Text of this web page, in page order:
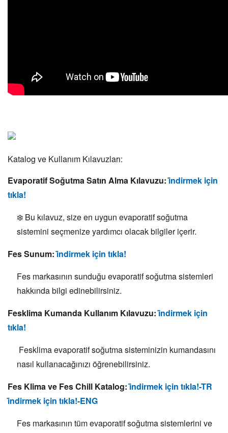
Katalog ve Kullanım Kılavuzları:
Evaporatif Soğutma Satın Alma Kılavuzu:i̇ndirmek için
tıkla!
❄️ Bu kılavuz, size en uygun evaporatif soğutma
sistemini seçmenize yardımcı olacak bilgiler içerir.
Fes Sunum:i̇ndirmek için tıkla!
Fes markasının sunduğu evaporatif soğutma sistemleri
hakkında bilgi edinebilirsiniz.
Fesklima Kumanda Kullanım Kılavuzu:i̇ndirmek için
tıkla!
️ Fesklima evaporatif soğutma sisteminizin kumandasını
nasıl kullanacağınızı öğrenebilirsiniz.
Fes Klima ve Fes Chill Katalog:i̇ndirmek için tıkla!-TR
i̇ndirmek için tıkla!-ENG
Fes markasının tüm evaporatif soğutma sistemlerini ve